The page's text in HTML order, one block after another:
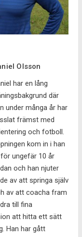
Olsson
har en lång
där
under många år har
främst med
och fotboll.
kom in i han
för ungefär 10 år
och han njuter
av att springa själv
av att coacha fram
till fina
att hitta ett sätt
Han har gått